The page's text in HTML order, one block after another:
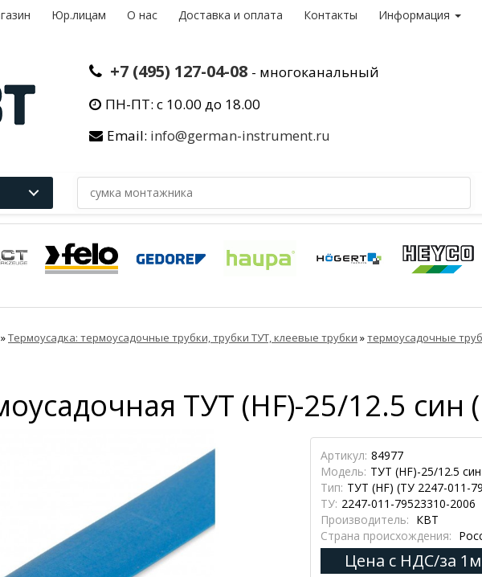
Юр.лицам О нас Доставка и оплата Контакты Информация
+7 (495) 127-04-08 - многоканальный
ПН-ПТ: с 10.00 до 18.00
Email: info@german-instrument.ru
»Термоусадка: термоусадочные трубки, трубки ТУТ, клеевые трубки »термоусадочные
ТУТ (HF)-25/12.5 син
Артикул: 84977
Модель: ТУТ (HF)-25/12.5 син
Тип: ТУТ (HF) (ТУ 2247-011-
ТУ: 2247-011-79523310-2006
Производитель: КВТ
Страна происхождения:
Цена с НДС/за